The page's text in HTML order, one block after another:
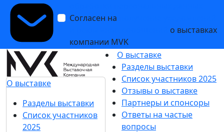
Согласен на
о выставках
компании MVK
О выставке
Разделы выставки
Список участников
2025
О выставке
Разделы выставки
Список участников 2025
Отзывы о выставке
Партнеры и спонсоры
Ответы на частые
вопросы